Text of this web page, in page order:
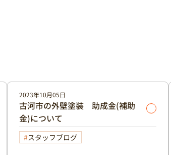
2023年10月05日
古河市の外壁塗装 助成金(補助
金)について
スタッフブログ